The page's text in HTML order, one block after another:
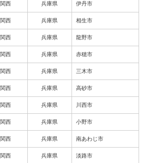
関西 兵庫県 伊丹市
関西 兵庫県 相生市
関西 兵庫県 龍野市
関西 兵庫県 赤穂市
関西 兵庫県 三木市
関西 兵庫県 高砂市
関西 兵庫県 川西市
関西 兵庫県 小野市
関西 兵庫県 南あわじ市
関西 兵庫県 淡路市